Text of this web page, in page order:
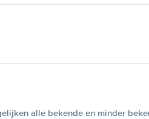
alle bekende en minder